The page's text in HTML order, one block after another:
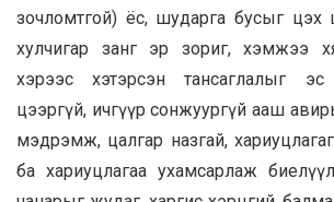
зочломтгой) ёс, шударга бусыг цэх
хулчигар занг эр зориг, хэмжээ
хэрээс хэтэрсэн тансаглалыг
цээргүй, ичгүүр сонжуургүй ааш
мэдрэмж, цалгар назгай,
ба хариуцлагаа ухамсарлаж